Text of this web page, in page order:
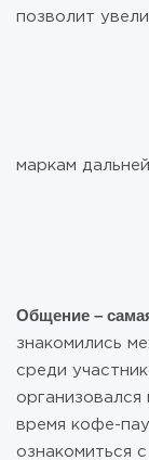
позволит
маркам
Общение –
знакомились
среди
время кофе-
ознакомиться